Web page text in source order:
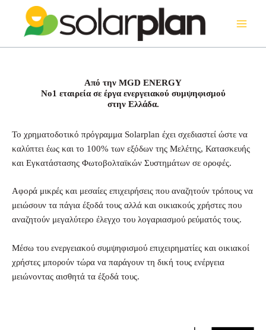
Μετάβαση
περιεχόμενο
Από την MGD ENERGY
No1 εταιρεία σε έργα ενεργειακού συμψηφισμού
στην Ελλάδα.
To χρηματοδοτικό πρόγραμμα Solarplan έχει σχεδιαστεί ώστε να
καλύπτει έως και το 100% των εξόδων της Μελέτης, Κατασκευής
και Εγκατάστασης Φωτοβολταϊκών Συστημάτων σε οροφές.
Αφορά μικρές και μεσαίες επιχειρήσεις που αναζητούν τρόπους να
μειώσουν τα πάγια έξοδά τους αλλά και οικιακούς χρήστες που
αναζητούν μεγαλύτερο έλεγχο του λογαριασμού ρεύματός τους.
Μέσω του ενεργειακού συμψηφισμού επιχειρηματίες και οικιακοί
χρήστες μπορούν τώρα να παράγουν τη δική τους ενέργεια
μειώνοντας αισθητά τα έξοδά τους.